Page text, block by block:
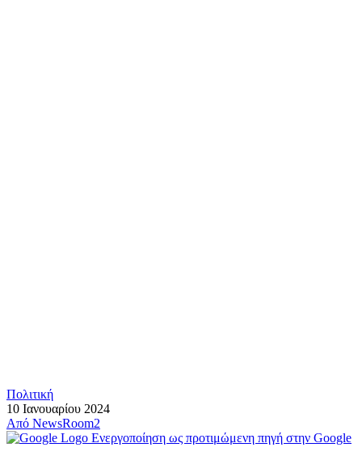
Πολιτική
10 Ιανουαρίου 2024
Από NewsRoom2
Ενεργοποίηση ως προτιμώμενη πηγή στην Google